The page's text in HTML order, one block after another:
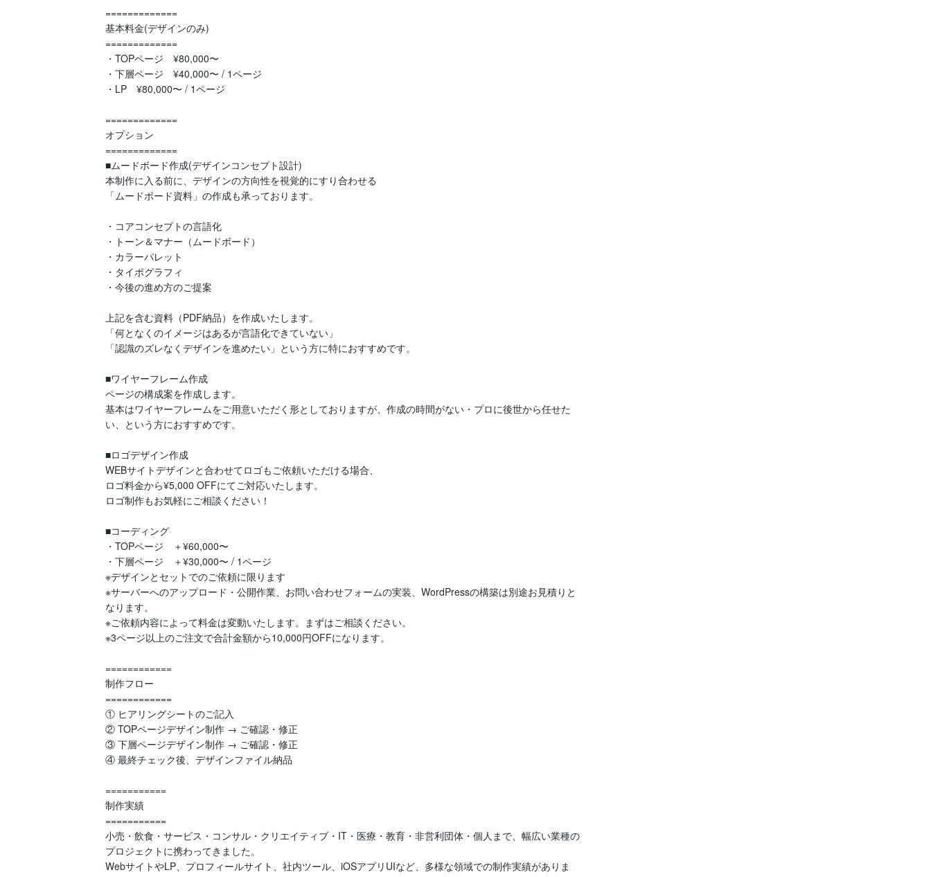
=============
基本料金(デザインのみ)
=============
・TOPページ　¥80,000〜
・下層ページ　¥40,000〜 / 1ページ
・LP　¥80,000〜 / 1ページ
=============
オプション
=============
■ムードボード作成(デザインコンセプト設計)
本制作に入る前に、デザインの方向性を視覚的にすり合わせる
「ムードボード資料」の作成も承っております。
・コアコンセプトの言語化
・トーン＆マナー（ムードボード）
・カラーパレット
・タイポグラフィ
・今後の進め方のご提案
上記を含む資料（PDF納品）を作成いたします。
「何となくのイメージはあるが言語化できていない」
「認識のズレなくデザインを進めたい」という方に特におすすめです。
■ワイヤーフレーム作成
ページの構成案を作成します。
基本はワイヤーフレームをご用意いただく形としておりますが、作成の時間がない・プロに後世から任せた
い、という方におすすめです。
■ロゴデザイン作成
WEBサイトデザインと合わせてロゴもご依頼いただける場合、
ロゴ料金から¥5,000 OFFにてご対応いたします。
ロゴ制作もお気軽にご相談ください！
■コーディング
・TOPページ　＋¥60,000〜
・下層ページ　＋¥30,000〜 / 1ページ
※デザインとセットでのご依頼に限ります
※サーバーへのアップロード・公開作業、お問い合わせフォームの実装、WordPressの構築は別途お見積りと
なります。
※ご依頼内容によって料金は変動いたします。まずはご相談ください。
※3ページ以上のご注文で合計金額から10,000円OFFになります。
============
制作フロー
============
① ヒアリングシートのご記入
② TOPページデザイン制作 → ご確認・修正
③ 下層ページデザイン制作 → ご確認・修正
④ 最終チェック後、デザインファイル納品
===========
制作実績
===========
小売・飲食・サービス・コンサル・クリエイティブ・IT・医療・教育・非営利団体・個人まで、幅広い業種の
プロジェクトに携わってきました。
WebサイトやLP、プロフィールサイト、社内ツール、iOSアプリUIなど、多様な領域での制作実績がありま